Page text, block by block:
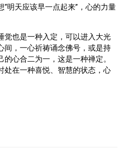
“明天应该早一点起来”，心的力量
觉也是一种入定，可以进入大光
间，一心祈祷诵念佛号，或是持
心合二为一，这是一种禅定。
处在一种喜悦、智慧的状态，心